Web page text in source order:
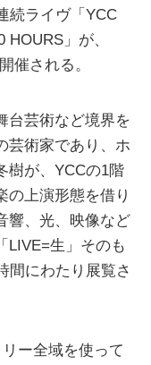
続ライヴ「YCC
」が、
催される。
台芸術など境界を
芸術家であり、ホ
樹が、YCCの1階
の上演形態を借り
響、光、映像など
LIVE=生」そのも
間にわたり展覧さ
ー全域を使って